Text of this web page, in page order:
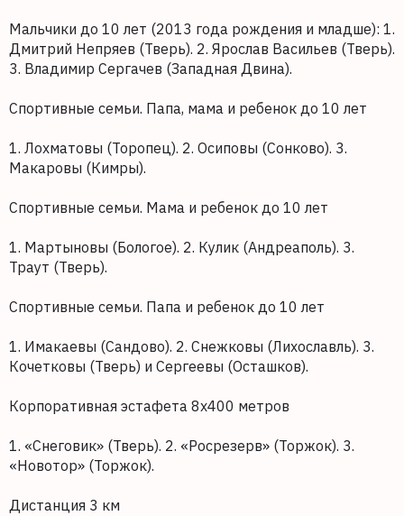
Мальчики до 10 лет (2013 года рождения и младше): 1.
Дмитрий Непряев (Тверь). 2. Ярослав Васильев (Тверь).
3. Владимир Сергачев (Западная Двина).
Спортивные семьи. Папа, мама и ребенок до 10 лет
1. Лохматовы (Торопец). 2. Осиповы (Сонково). 3.
Макаровы (Кимры).
Спортивные семьи. Мама и ребенок до 10 лет
1. Мартыновы (Бологое). 2. Кулик (Андреаполь). 3.
Траут (Тверь).
Спортивные семьи. Папа и ребенок до 10 лет
1. Имакаевы (Сандово). 2. Снежковы (Лихославль). 3.
Кочетковы (Тверь) и Сергеевы (Осташков).
Корпоративная эстафета 8х400 метров
1. «Снеговик» (Тверь). 2. «Росрезерв» (Торжок). 3.
«Новотор» (Торжок).
Дистанция 3 км